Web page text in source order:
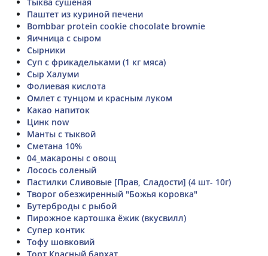
Паштет из куриной печени
Bombbar protein cookie chocolate brownie
Яичница с сыром
Сырники
Суп с фрикадельками (1 кг мяса)
Сыр Халуми
Фолиевая кислота
Омлет с тунцом и красным луком
Какао напиток
Цинк now
Манты с тыквой
Сметана 10%
04_макароны с овощ
Лосось соленый
Пастилки Сливовые [Прав, Сладости] (4 шт- 10г)
Творог обезжиренный "Божья коровка"
Бутерброды с рыбой
Пирожное картошка ёжик (вкусвилл)
Супер контик
Тофу шовковий